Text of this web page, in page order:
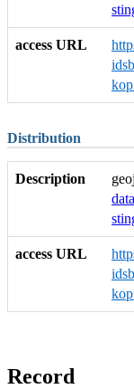
access URL
Distribution
Description
access URL
Record